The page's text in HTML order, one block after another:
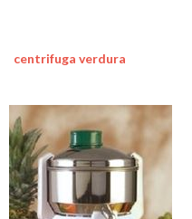
centrifuga verdura